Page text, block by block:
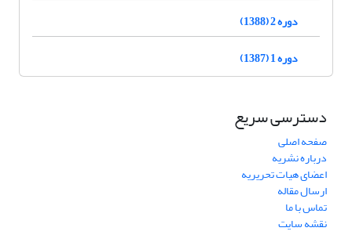
دوره 2 (1388)
دوره 1 (1387)
دسترسی سریع
صفحه اصلی
درباره نشریه
اعضای هیات تحریریه
ارسال مقاله
تماس با ما
نقشه سایت